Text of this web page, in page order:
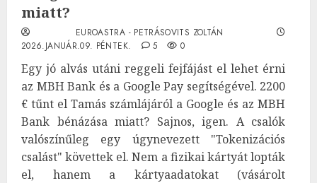
miatt?
EUROASTRA - PETRÁSOVITS ZOLTÁN
2026.JANUÁR.09. PÉNTEK.
5 0
Egy jó alvás utáni reggeli fejfájást el lehet érni
az MBH Bank és a Google Pay segítségével. 2200
€ tűnt el Tamás számlájáról a Google és az MBH
Bank bénázása miatt? Sajnos, igen. A csalók
valószínűleg egy úgynevezett "Tokenizációs
csalást" követtek el. Nem a fizikai kártyát lopták
el, hanem a kártyaadatokat (vásárolt